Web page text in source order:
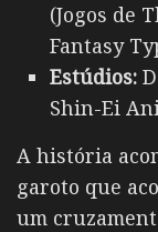
(Jogos de
Fantasy
Estúdios:
Shin-Ei
A história
garoto que
um